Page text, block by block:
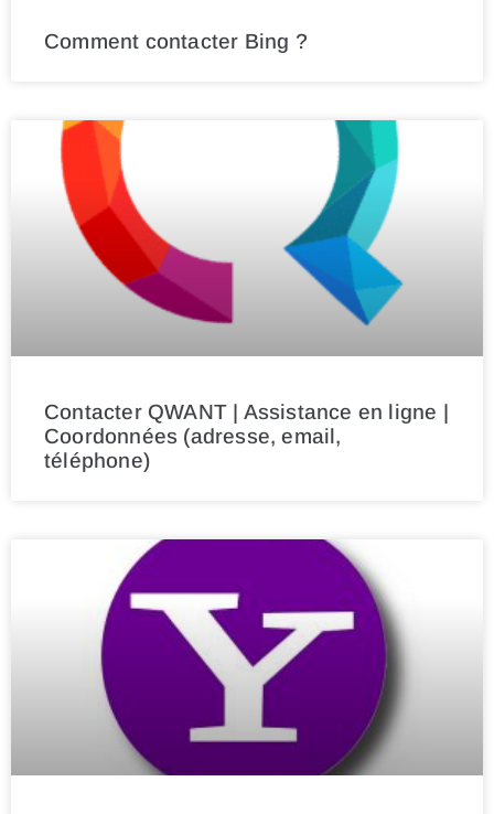
Comment contacter Bing ?
Contacter QWANT | Assistance en ligne |
Coordonnées (adresse, email,
téléphone)